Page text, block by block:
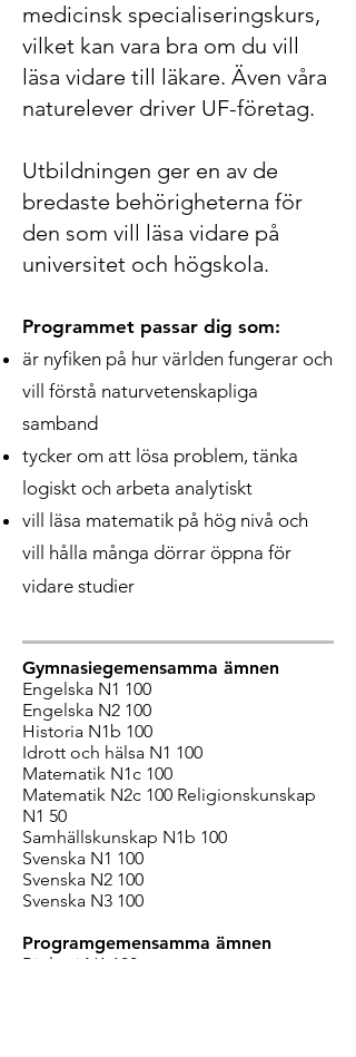
medicinsk specialiseringskurs,
vilket kan vara bra om du vill
läsa vidare till läkare. Även våra
naturelever driver UF-företag.
Utbildningen ger en av de
bredaste behörigheterna för
den som vill läsa vidare på
universitet och högskola.
Programmet passar dig som:
är nyfiken på hur världen fungerar och
vill förstå naturvetenskapliga
samband
tycker om att lösa problem, tänka
logiskt och arbeta analytiskt
vill läsa matematik på hög nivå och
vill hålla många dörrar öppna för
vidare studier
Gymnasiegemensamma ämnen
Engelska N1 100
Engelska N2 100
Historia N1b 100
Idrott och hälsa N1 100
Matematik N1c 100
Matematik N2c 100 Religionskunskap
N1 50
Samhällskunskap N1b 100
Svenska N1 100
Svenska N2 100
Svenska N3 100
Programgemensamma ämnen
Biologi N1 100